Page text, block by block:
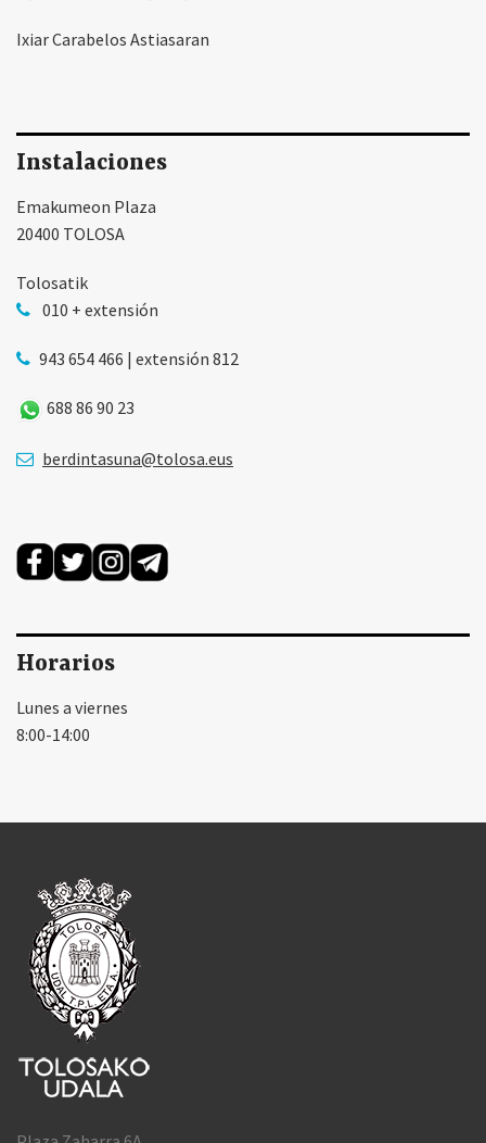
Ixiar Carabelos Astiasaran
Instalaciones
Emakumeon Plaza
20400 TOLOSA
Tolosatik
010 + extensión
943 654 466 | extensión 812
688 86 90 23
berdintasuna@tolosa.eus
Horarios
Lunes a viernes
8:00-14:00